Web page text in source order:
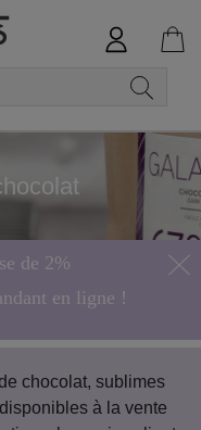
de 2%
en ligne !
chocolat, sublimes
à la vente